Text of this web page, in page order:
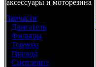
аксессуары и моторезина
Запчасти
Двигатель
Фильтры
Тормоза
Привод
Сцепление